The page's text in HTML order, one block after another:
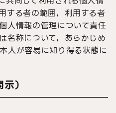
する者の範囲，利用する者
人情報の管理について責任
名称について，あらかじめ
人が容易に知り得る状態に
）